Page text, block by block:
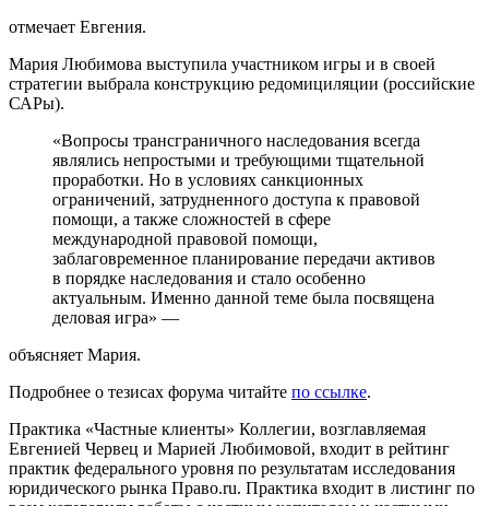
отмечает Евгения.
Мария Любимова выступила участником игры и в своей
стратегии выбрала конструкцию редомициляции (российские
САРы).
«Вопросы трансграничного наследования всегда
являлись непростыми и требующими тщательной
проработки. Но в условиях санкционных
ограничений, затрудненного доступа к правовой
помощи, а также сложностей в сфере
международной правовой помощи,
заблаговременное планирование передачи активов
в порядке наследования и стало особенно
актуальным. Именно данной теме была посвящена
деловая игра» —
объясняет Мария.
Подробнее о тезисах форума читайте по ссылке.
Практика «Частные клиенты» Коллегии, возглавляемая
Евгенией Червец и Марией Любимовой, входит в рейтинг
практик федерального уровня по результатам исследования
юридического рынка Право.ru. Практика входит в листинг по